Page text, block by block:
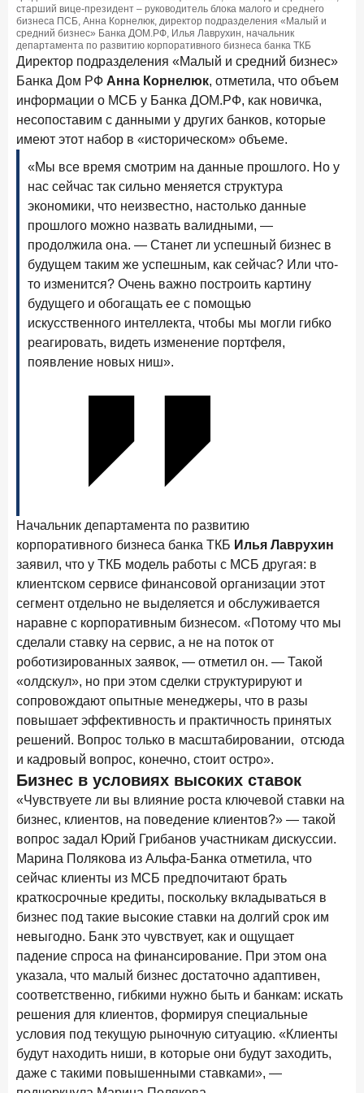
старший вице-президент – руководитель блока малого и среднего
бизнеса ПСБ, Анна Корнелюк, директор подразделения «Малый и
средний бизнес» Банка ДОМ.РФ, Илья Лаврухин, начальник
департамента по развитию корпоративного бизнеса банка ТКБ
Директор подразделения «Малый и средний бизнес»
Банка Дом РФ Анна Корнелюк, отметила, что объем
информации о МСБ у Банка ДОМ.РФ, как новичка,
несопоставим с данными у других банков, которые
имеют этот набор в «историческом» объеме.
«Мы все время смотрим на данные прошлого. Но у
нас сейчас так сильно меняется структура
экономики, что неизвестно, настолько данные
прошлого можно назвать валидными, —
продолжила она. — Станет ли успешный бизнес в
будущем таким же успешным, как сейчас? Или что-
то изменится? Очень важно построить картину
будущего и обогащать ее с помощью
искусственного интеллекта, чтобы мы могли гибко
реагировать, видеть изменение портфеля,
появление новых ниш».
Начальник департамента по развитию
корпоративного бизнеса банка ТКБ Илья Лаврухин
заявил, что у ТКБ модель работы с МСБ другая: в
клиентском сервисе финансовой организации этот
сегмент отдельно не выделяется и обслуживается
наравне с корпоративным бизнесом. «Потому что мы
сделали ставку на сервис, а не на поток от
роботизированных заявок, — отметил он. — Такой
«олдскул», но при этом сделки структурируют и
сопровождают опытные менеджеры, что в разы
повышает эффективность и практичность принятых
решений. Вопрос только в масштабировании, отсюда
и кадровый вопрос, конечно, стоит остро».
Бизнес в условиях высоких ставок
«Чувствуете ли вы влияние роста ключевой ставки на
бизнес, клиентов, на поведение клиентов?» — такой
вопрос задал Юрий Грибанов участникам дискуссии.
Марина Полякова из Альфа-Банка отметила, что
сейчас клиенты из МСБ предпочитают брать
краткосрочные кредиты, поскольку вкладываться в
бизнес под такие высокие ставки на долгий срок им
невыгодно. Банк это чувствует, как и ощущает
падение спроса на финансирование. При этом она
указала, что малый бизнес достаточно адаптивен,
соответственно, гибкими нужно быть и банкам: искать
решения для клиентов, формируя специальные
условия под текущую рыночную ситуацию. «Клиенты
будут находить ниши, в которые они будут заходить,
даже с такими повышенными ставками», —